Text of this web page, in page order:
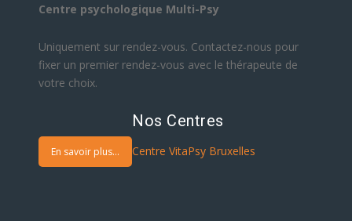
Centre psychologique Multi-Psy
Uniquement sur rendez-vous. Contactez-nous pour
fixer un premier rendez-vous avec le thérapeute de
votre choix.
En savoir plus...
Nos Centres
Centre VitaPsy Bruxelles